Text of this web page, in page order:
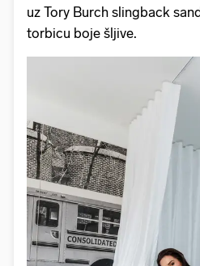
uz Tory Burch slingback
torbicu boje šljive.